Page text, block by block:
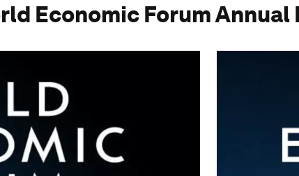
Economic Forum Annual